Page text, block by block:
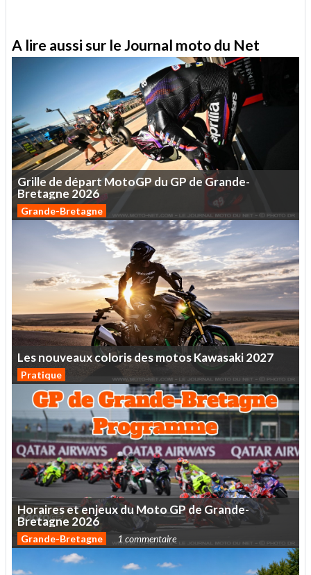
A lire aussi sur le Journal moto du Net
Grille de départ MotoGP duGPdeGrande-
Bretagne 2026
Grande-Bretagne
LesnouveauxcolorisdesmotosKawasaki2027
Pratique
HorairesetenjeuxduMotoGPdeGrande-
Bretagne 2026
Grande-Bretagne 1 commentaire